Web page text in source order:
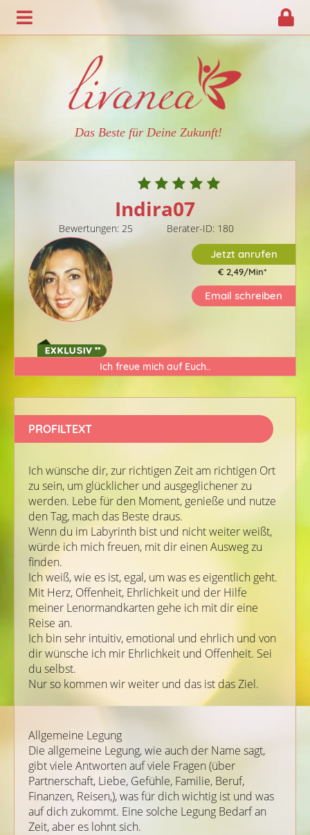
Das Beste für Deine Zukunft!
Indira07
Bewertungen: 25
Berater-ID: 180
Jetzt anrufen
€ 2,49/Min*
Email schreiben
Ich freue mich auf Euch..
PROFILTEXT
Ich wünsche dir, zur richtigen Zeit am richtigen Ort
zu sein, um glücklicher und ausgeglichener zu
werden. Lebe für den Moment, genieße und nutze
den Tag, mach das Beste draus.
Wenn du im Labyrinth bist und nicht weiter weißt,
würde ich mich freuen, mit dir einen Ausweg zu
finden.
Ich weiß, wie es ist, egal, um was es eigentlich geht.
Mit Herz, Offenheit, Ehrlichkeit und der Hilfe
meiner Lenormandkarten gehe ich mit dir eine
Reise an.
Ich bin sehr intuitiv, emotional und ehrlich und von
dir wünsche ich mir Ehrlichkeit und Offenheit. Sei
du selbst.
Nur so kommen wir weiter und das ist das Ziel.
Allgemeine Legung
Die allgemeine Legung, wie auch der Name sagt,
gibt viele Antworten auf viele Fragen (über
Partnerschaft, Liebe, Gefühle, Familie, Beruf,
Finanzen, Reisen,), was für dich wichtig ist und was
auf dich zukommt. Eine solche Legung Bedarf an
Zeit, aber es lohnt sich.